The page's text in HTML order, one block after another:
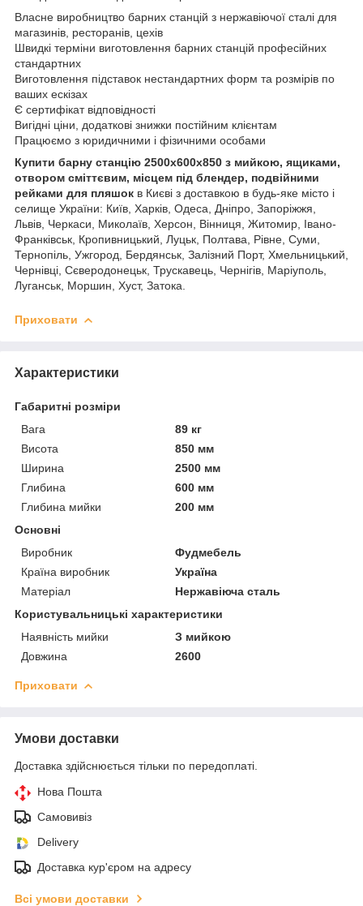
Власне виробництво барних станцій з нержавіючої сталі для
магазинів, ресторанів, цехів
Швидкі терміни виготовлення барних станцій професійних
стандартних
Виготовлення підставок нестандартних форм та розмірів по
ваших ескізах
Є сертифікат відповідності
Вигідні ціни, додаткові знижки постійним клієнтам
Працюємо з юридичними і фізичними особами
Купити барну станцію 2500х600х850 з мийкою, ящиками,
отвором сміттєвим, місцем під блендер, подвійними
рейками для пляшок в Києві з доставкою в будь-яке місто і
селище України: Київ, Харків, Одеса, Дніпро, Запоріжжя,
Львів, Черкаси, Миколаїв, Херсон, Вінниця, Житомир, Івано-
Франківськ, Кропивницький, Луцьк, Полтава, Рівне, Суми,
Тернопіль, Ужгород, Бердянськ, Залізний Порт, Хмельницький,
Чернівці, Сєверодонецьк, Трускавець, Чернігів, Маріуполь,
Луганськ, Моршин, Хуст, Затока.
Приховати
Характеристики
Габаритні розміри
Вага
89 кг
Висота
850 мм
Ширина
2500 мм
Глибина
600 мм
Глибина мийки
200 мм
Основні
Виробник
Фудмебель
Країна виробник
Україна
Матеріал
Нержавіюча сталь
Користувальницькі характеристики
Наявність мийки
З мийкою
Довжина
2600
Приховати
Умови доставки
Доставка здійснюється тільки по передоплаті.
Нова Пошта
Самовивіз
Delivery
Доставка кур'єром на адресу
Всі умови доставки